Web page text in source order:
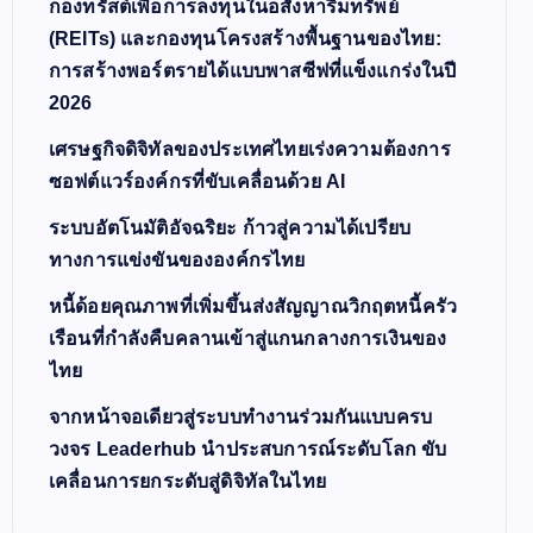
กองทรัสต์เพื่อการลงทุนในอสังหาริมทรัพย์
(REITs) และกองทุนโครงสร้างพื้นฐานของไทย:
การสร้างพอร์ตรายได้แบบพาสซีฟที่แข็งแกร่งในปี
2026
เศรษฐกิจดิจิทัลของประเทศไทยเร่งความต้องการ
ซอฟต์แวร์องค์กรที่ขับเคลื่อนด้วย AI
ระบบอัตโนมัติอัจฉริยะ ก้าวสู่ความได้เปรียบ
ทางการแข่งขันขององค์กรไทย
หนี้ด้อยคุณภาพที่เพิ่มขึ้นส่งสัญญาณวิกฤตหนี้ครัว
เรือนที่กำลังคืบคลานเข้าสู่แกนกลางการเงินของ
ไทย
จากหน้าจอเดียวสู่ระบบทำงานร่วมกันแบบครบ
วงจร Leaderhub นำประสบการณ์ระดับโลก ขับ
เคลื่อนการยกระดับสู่ดิจิทัลในไทย